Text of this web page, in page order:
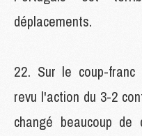
déplacements.
Sur le coup-
revu l'action du 3-2
changé beaucoup de